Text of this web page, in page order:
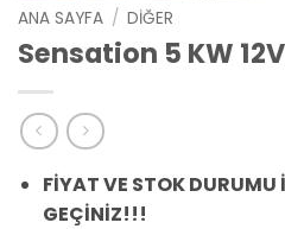
ANA SAYFA / DIĞER
Sensation 5 KW 12V
FİYAT VE STOK DURUMU
GEÇİNİZ!!!